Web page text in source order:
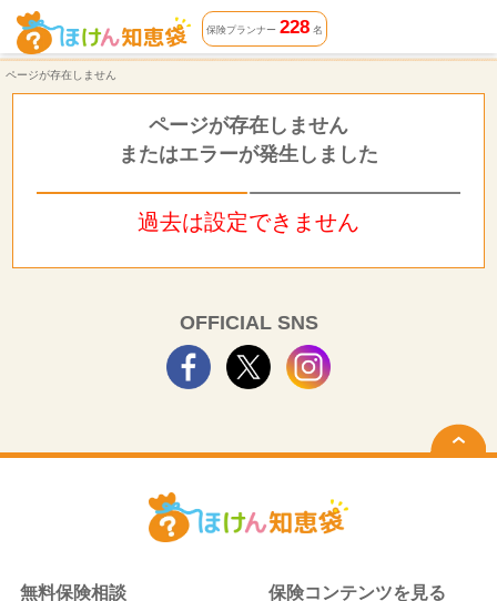
ページが存在しません | ほけん知恵袋
保険プランナー 228名
ページが存在しません
ページが存在しません
またはエラーが発生しました
過去は設定できません
OFFICIAL SNS
無料保険相談 保険コンテンツを見る